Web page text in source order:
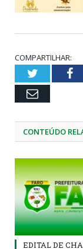
COMPARTILHAR:
Twitter
Email
CONTEÚDO
EDITAL DE